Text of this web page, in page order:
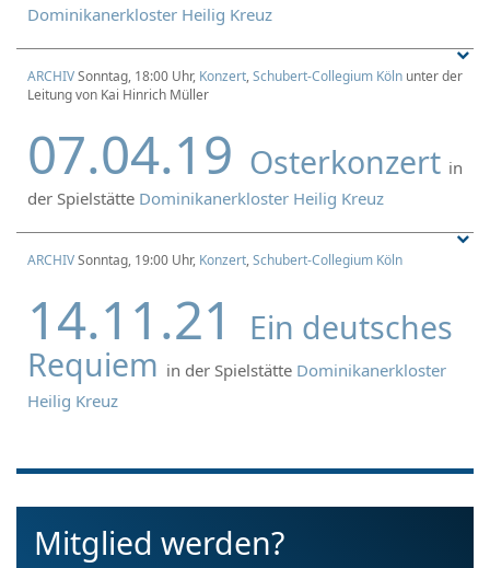
Dominikanerkloster Heilig Kreuz
ARCHIVSonntag, 18:00 Uhr, Konzert,Schubert-Collegium Köln unter der
Leitung von Kai Hinrich Müller
07.04.19 Osterkonzert in
der Spielstätte Dominikanerkloster Heilig Kreuz
ARCHIVSonntag, 19:00 Uhr, Konzert,Schubert-Collegium Köln
14.11.21
Ein deutsches
Requiem in der Spielstätte Dominikanerkloster
Heilig Kreuz
Mitglied werden?